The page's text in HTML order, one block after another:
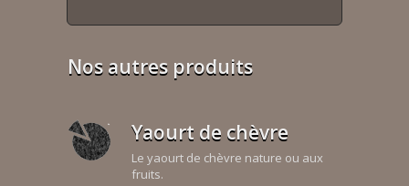
Nos autres produits
Yaourt de chèvre
Le yaourt de chèvre nature ou aux
fruits.